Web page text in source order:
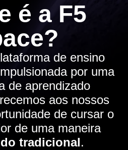
é a F5
de ensino
por uma
de aprendizado
aos nossos
de cursar o
de uma maneira
tradicional.